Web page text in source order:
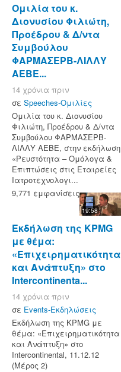
Ομιλία του κ.
Διονυσίου Φιλιώτη,
Προέδρου & Δ/ντα
Συμβούλου
ΦΑΡΜΑΣΕΡΒ-ΛΙΛΛΥ
ΑΕΒΕ...
14 χρόνια πριν
σε Speeches-Ομιλίες
Ομιλία του κ. Διονυσίου
Φιλιώτη, Προέδρου & Δ/ντα
Συμβούλου ΦΑΡΜΑΣΕΡΒ-
ΛΙΛΛΥ ΑΕΒΕ, στην εκδήλωση
«Ρευστότητα – Ομόλογα &
Επιπτώσεις στις Εταιρείες
Ιατροτεχνολογι...
9,771 εμφανίσεις
19:58
Εκδήλωση της KPMG
με θέμα:
«Επιχειρηματικότητα
και Ανάπτυξη» στο
Intercontinenta...
14 χρόνια πριν
σε Events-Εκδηλώσεις
Εκδήλωση της KPMG με
θέμα: «Επιχειρηματικότητα
και Ανάπτυξη» στο
Intercontinental, 11.12.12
(Μέρος 2)